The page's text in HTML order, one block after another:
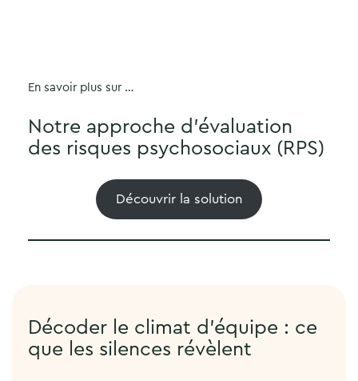
En savoir plus sur …
Notre approche d’évaluation
des risques psychosociaux (RPS)
Découvrir la solution
Décoder le climat d’équipe : ce
que les silences révèlent